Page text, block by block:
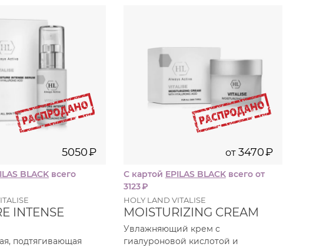
30
5050
5050₽
BLACKвсего
INTENSE
подтягивающая
250мл
от3470₽
С картой EPILAS BLACKвсего от
3123₽
HOLY LAND VITALISE
MOISTURIZING CREAM
Увлажняющий крем с
гиалуроновой кислотой и